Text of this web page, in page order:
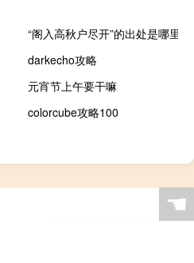
“阁入高秋户尽开”的出处是哪里
darkecho攻略
元宵节上午要干嘛
colorcube攻略100
☚